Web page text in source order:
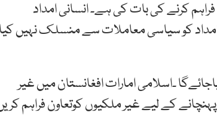
کرنے کی بات کی ہے۔ انسانی امداد
امداد کو سیاسی معاملات سے منسلک نہیں
۔اسلامی امارات افغانستان میں غیر
کے لیے غیر ملکیوں کوتعاون فراہم